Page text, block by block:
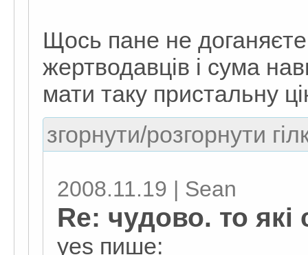
Щось пане не
жертводавців і сума
мати таку пристальну
згорнути/розгорнути
2008.11.19 | Sean
Re: чудово. то які
yes пише: